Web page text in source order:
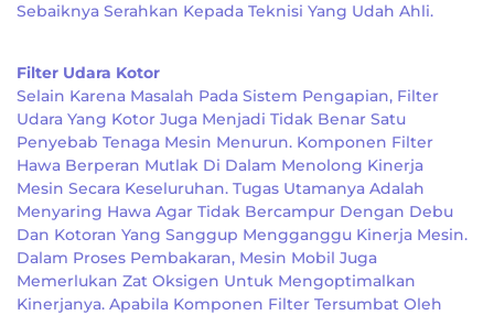
Sebaiknya Serahkan Kepada Teknisi Yang Udah Ahli.
Filter Udara Kotor
Selain Karena Masalah Pada Sistem Pengapian, Filter
Udara Yang Kotor Juga Menjadi Tidak Benar Satu
Penyebab Tenaga Mesin Menurun. Komponen Filter
Hawa Berperan Mutlak Di Dalam Menolong Kinerja
Mesin Secara Keseluruhan. Tugas Utamanya Adalah
Menyaring Hawa Agar Tidak Bercampur Dengan Debu
Dan Kotoran Yang Sanggup Mengganggu Kinerja Mesin.
Dalam Proses Pembakaran, Mesin Mobil Juga
Memerlukan Zat Oksigen Untuk Mengoptimalkan
Kinerjanya. Apabila Komponen Filter Tersumbat Oleh